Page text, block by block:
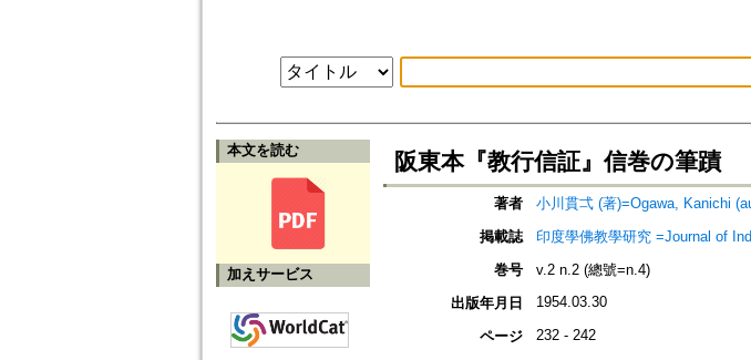
本文を読む
加えサービス
阪東本『教行信証』信巻の筆蹟
著者
小川貫弌 (著)=Ogawa, Kanichi
掲載誌
印度學佛教學研究 =Journal of
巻号
v.2 n.2 (總號=n.4)
出版年月日
1954.03.30
ページ 232 - 242